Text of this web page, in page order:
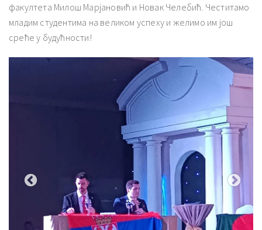
факултета Милош Марјановић и Новак Челебић. Честитамо
младим студентима на великом успеху и желимо им још
среће у будућности!